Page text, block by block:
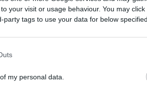
your visit or usage behaviour. You may
tags to use your data for below
my personal data.
άσο και ισοφαρίζει σε 23-23
μπλοκ έγραψε το 23-24.
το 24-25 και ο Λούκα
σετ.
ο ΠΑΟΚ ήταν μπροστά με 12-11